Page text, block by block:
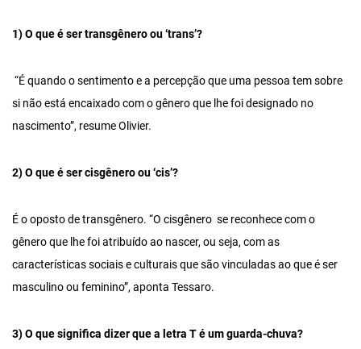
1) O que é ser transgênero ou ‘trans’?
“É quando o sentimento e a percepção que uma pessoa tem sobre
si não está encaixado com o gênero que lhe foi designado no
nascimento”, resume Olivier.
2) O que é ser cisgênero ou ‘cis’?
É o oposto de transgênero. “O cisgênero se reconhece com o
gênero que lhe foi atribuído ao nascer, ou seja, com as
características sociais e culturais que são vinculadas ao que é ser
masculino ou feminino”, aponta Tessaro.
3) O que significa dizer que a letra T é um guarda-chuva?